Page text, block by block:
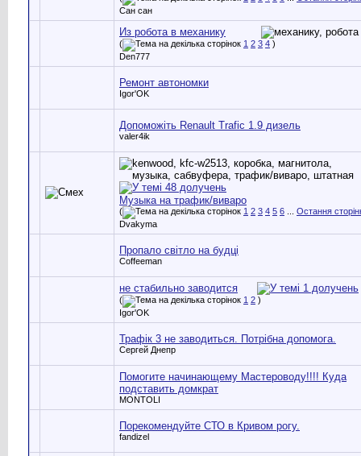
Сан сан
Из робота в механику
( 1 2 3 4 )
Den777
Ремонт автономки
Igor'OK
Допоможіть Renault Trafic 1.9 дизель
valer4ik
Музыка на трафик/виваро
( 1 2 3 4 5 6
Остання
Dvakyma
Пропало світло на будці
Coffeeman
не стабильно заводится
( 1 2 )
Igor'OK
Трафік 3 не заводиться. Потрібна допомога.
Сергей Днепр
Помогите начинающему Мастероводу!!!! Куда
подставить домкрат
MONTOLI
Порекомендуйте СТО в Кривом рогу.
fandizel